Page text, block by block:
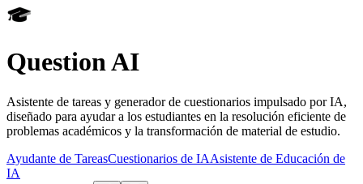
Question AI
Asistente de tareas y generador de cuestionarios impulsado por IA,
diseñado para ayudar a los estudiantes en la resolución eficiente de
problemas académicos y la transformación de material de estudio.
Ayudante de TareasCuestionarios de IAAsistente de Educación de
IA